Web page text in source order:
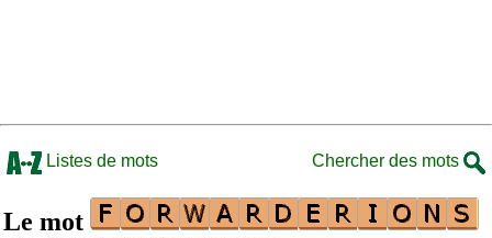
Listes de mots Chercher des mots
Le mot